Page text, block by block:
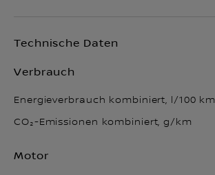
Verbrauch
Energieverbrauch kombiniert, l/100 km
CO₂-Emissionen kombiniert, g/km
Motor